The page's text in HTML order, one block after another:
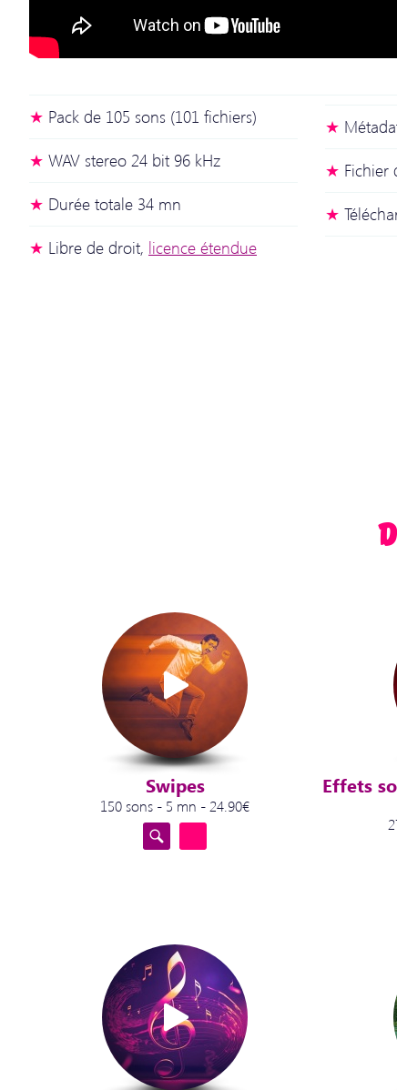
Pack de 105 sons (101 fichiers)
WAV stereo 24 bit 96 kHz
Durée totale 34 mn
Libre de droit, licence étendue
Fichier
Swipes
150 sons - 5 mn - 24.90€
Effets